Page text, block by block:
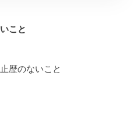
こと
歴のないこと